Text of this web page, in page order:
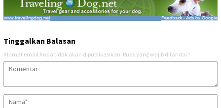
Tinggalkan Balasan
Alamat email Anda tidak akan dipublikasikan. Ruas yang wajib ditandai *